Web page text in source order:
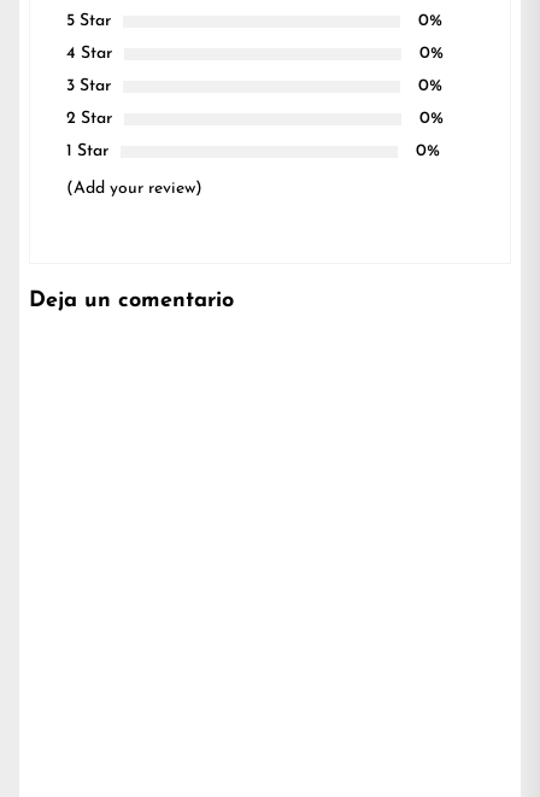
5 Star
0%
4 Star
0%
3 Star
0%
2 Star
0%
1 Star
0%
(Add your review)
Deja un comentario